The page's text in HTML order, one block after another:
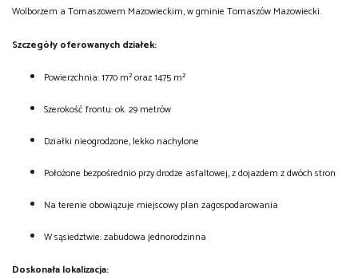
Wolborzem a Tomaszowem Mazowieckim, w gminie Tomaszów Mazowiecki.
Szczegóły oferowanych działek:
Powierzchnia: 1770 m² oraz 1475 m²
Szerokość frontu: ok. 29 metrów
Działki nieogrodzone, lekko nachylone
Położone bezpośrednio przy drodze asfaltowej, z dojazdem z dwóch stron
Na terenie obowiązuje miejscowy plan zagospodarowania
W sąsiedztwie: zabudowa jednorodzinna
Doskonała lokalizacja: